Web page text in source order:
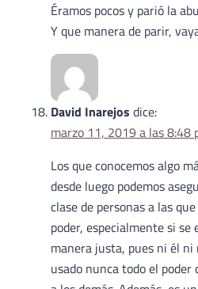
Éramos pocos y parió la
Y que manera de parir,
David Inarejos dice:
marzo 11, 2019 a las 8:48
Los que conocemos algo
desde luego podemos
clase de personas a las
poder, especialmente si se
manera justa, pues ni él
usado nunca todo el